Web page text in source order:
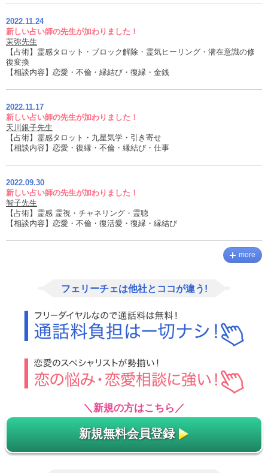
2022.11.24
新しい占い師の先生が加わりました！
茉弥先生
【占術】霊感タロット・ブロック解除・霊気ヒーリング・潜在意識の修
復変換
【相談内容】恋愛・不倫・縁結び・復縁・金銭
2022.11.17
新しい占い師の先生が加わりました！
天川銀子先生
【占術】霊感タロット・九星気学・引き寄せ
【相談内容】恋愛・復縁・不倫・縁結び・仕事
2022.09.30
新しい占い師の先生が加わりました！
智子先生
【占術】霊感 霊視・チャネリング・霊聴
【相談内容】恋愛・不倫・復活愛・復縁・縁結び
more
フェリーチェは他社とココが違う!
＼新規の方はこちら／
新規無料会員登録